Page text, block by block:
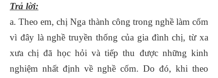
Trả lời:
a. Theo em, chị Nga thành công trong nghề làm cốm
vì đây là nghề truyền thống của gia đình chị, từ xa
xưa chị đã học hỏi và tiếp thu được những kinh
nghiệm nhất định về nghề cốm. Do đó, khi theo